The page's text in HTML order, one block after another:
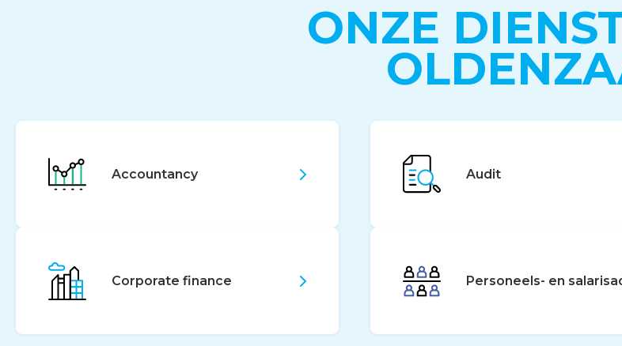
ONZE
Accountancy Audit
Corporate finance Personeels- en